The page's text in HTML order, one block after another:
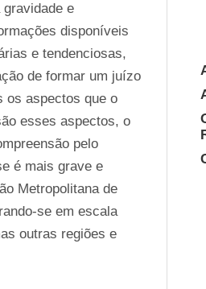
e
disponíveis
e tendenciosas,
de formar um juízo
os aspectos que o
esses aspectos, o
pelo
é mais grave e
Metropolitana de
se em escala
outras regiões e